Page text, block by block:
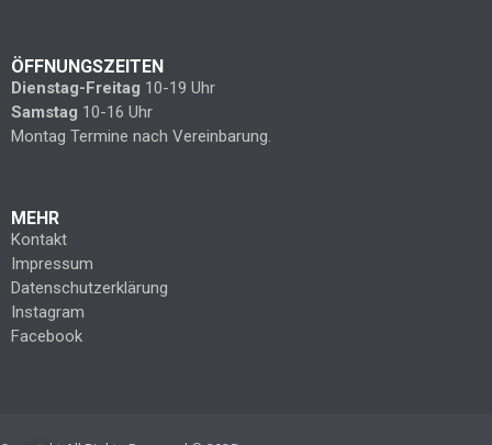
ÖFFNUNGSZEITEN
Dienstag-Freitag 10-19 Uhr
Samstag 10-16 Uhr
Montag Termine nach Vereinbarung.
MEHR
Kontakt
Impressum
Datenschutzerklärung
Instagram
Facebook